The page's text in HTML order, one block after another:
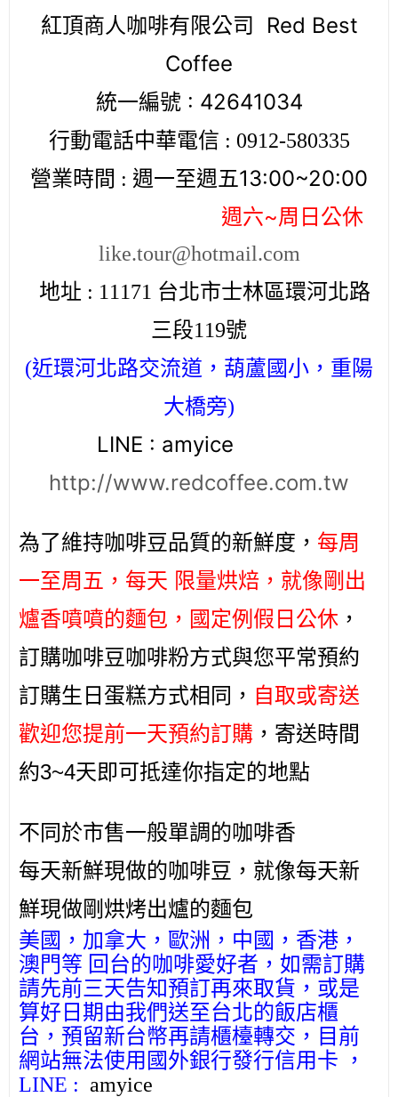
紅頂商人咖啡有限公司 Red Best
Coffee
統一編號: 42641034
行動電話中華電信 : 0912-580335
營業時間 : 週一至週五13:00~20:00
週六~周日公休
like.tour@hotmail.com
地址 : 11171 台北市士林區環河北路
三段119號
(近環河北路交流道，葫蘆國小，重陽
大橋旁)
LINE : amyice
http://www.redcoffee.com.tw
為了維持咖啡豆品質的新鮮度， 每周
一至周五，每天 限量烘焙，就像剛出
爐香噴噴的麵包，國定例假日公休 ，
訂購咖啡豆咖啡粉方式與您平常預約
訂購生日蛋糕方式相同， 自取或寄送
歡迎您提前一天預約訂購 ，寄送時間
約3~4天即可抵達你指定的地點
不同於市售一般單調的咖啡香
每天新鮮現做的咖啡豆，就像每天新
鮮現做剛烘烤出爐的麵包
美國，加拿大，歐洲，中國，香港，
澳門等 回台的咖啡愛好者，如需訂購
請先前三天告知預訂再來取貨，或是
算好日期由我們送至台北的飯店櫃
台，預留新台幣再請櫃檯轉交，目前
網站無法使用國外銀行發行信用卡 ，
LINE : amyice